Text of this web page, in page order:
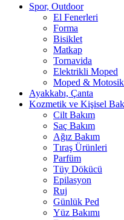
Spor, Outdoor
El Fenerleri
Forma
Bisiklet
Matkap
Tornavida
Elektrikli Moped
Moped &
Ayakkabı, Çanta
Kozmetik ve Kişisel
Cilt Bakım
Saç Bakım
Ağız Bakım
Tıraş Ürünleri
Parfüm
Tüy Dökücü
Epilasyon
Ruj
Günlük Ped
Yüz Bakımı